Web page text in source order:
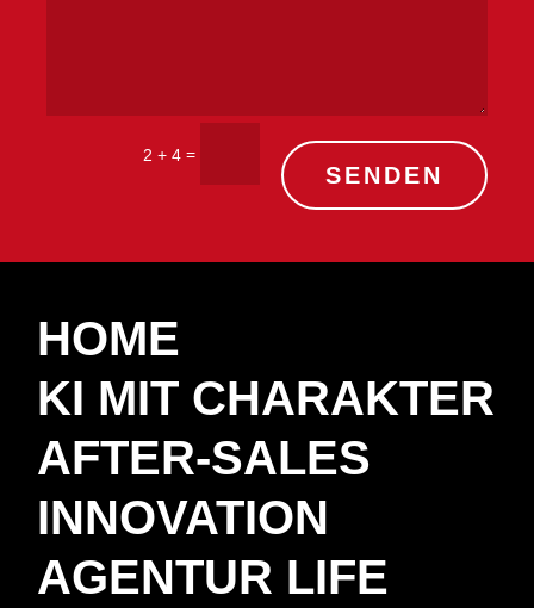
2 + 4 =
SENDEN
HOME
KI MIT CHARAKTER
AFTER-SALES
INNOVATION
AGENTUR LIFE